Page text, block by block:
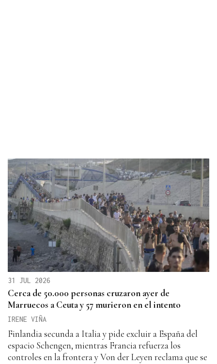
31 JUL 2026
Cerca de 50.000 personas cruzaron ayer de
Marruecos a Ceuta y 57 murieron en el intento
IRENE VIÑA
Finlandia secunda a Italia y pide excluir a España del
espacio Schengen, mientras Francia refuerza los
controles en la frontera y Von der Leyen reclama que se